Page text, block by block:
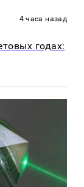
4 часа назад
годах: